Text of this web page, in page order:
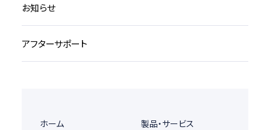
お知らせ
アフターサポート
ホーム 製品・サービス